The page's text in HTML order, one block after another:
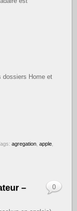
dossiers Home et
agregation ,apple
–
0